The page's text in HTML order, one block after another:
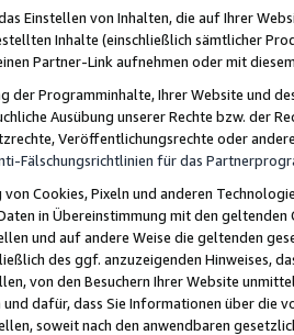
Einstellen von Inhalten, die auf Ihrer
Inhalte (einschließlich sämtlicher
Partner-Link aufnehmen oder mit
der Programminhalte, Ihrer Website und
Ausübung unserer Rechte bzw. der
Veröffentlichungsrechte oder
Fälschungsrichtlinien für das
Cookies, Pixeln und anderen
in Übereinstimmung mit den
und auf andere Weise die geltenden
des ggf. anzuzeigenden Hinweises,
von den Besuchern Ihrer Website
und dafür, dass Sie Informationen über die
soweit nach den anwendbaren